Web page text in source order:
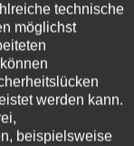
technische
möglichst
werden kann.
beispielsweise